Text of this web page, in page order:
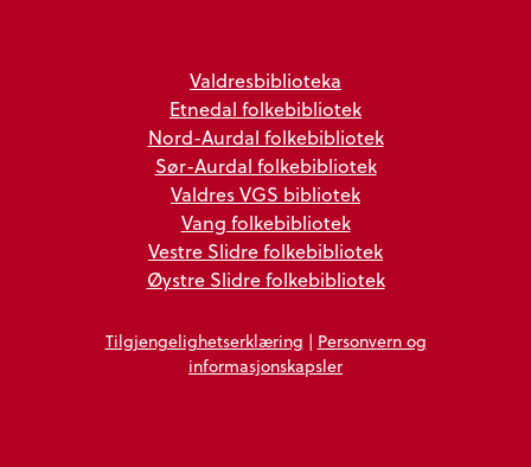
Valdresbiblioteka
Etnedal folkebibliotek
Nord-Aurdal folkebibliotek
Sør-Aurdal folkebibliotek
Valdres VGS bibliotek
Vang folkebibliotek
Vestre Slidre folkebibliotek
Øystre Slidre folkebibliotek
Tilgjengelighetserklæring | Personvern og
informasjonskapsler